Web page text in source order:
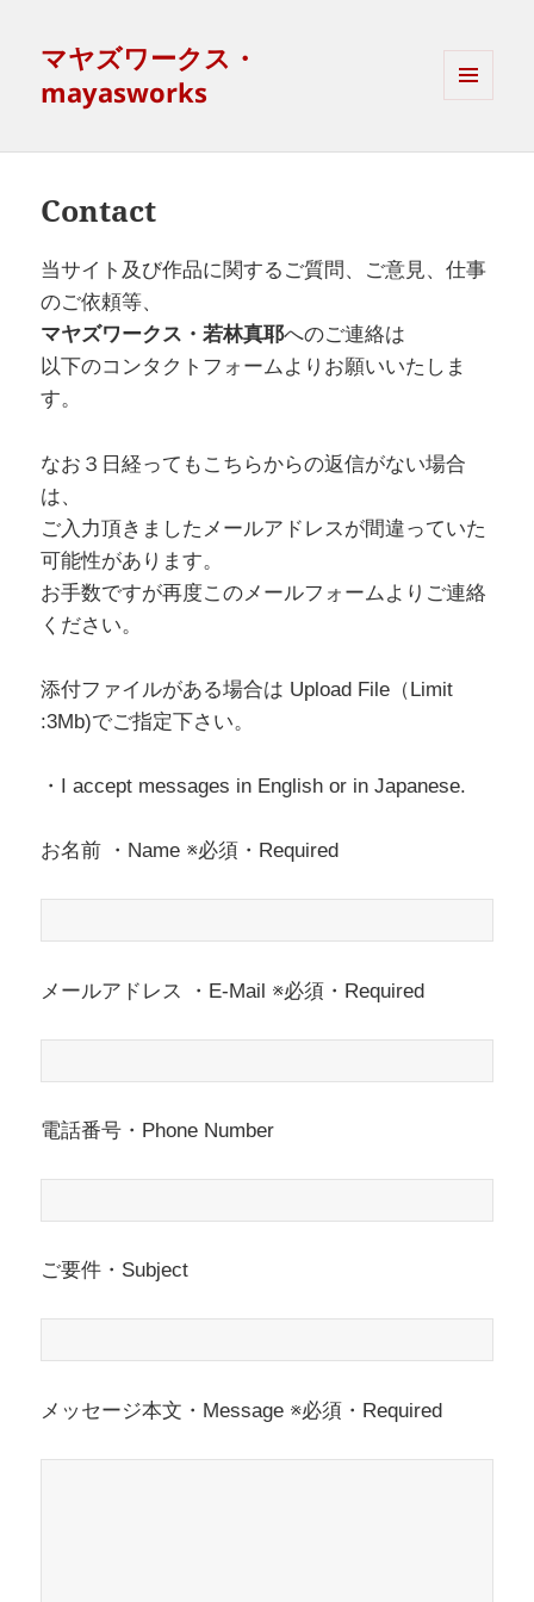
マヤズワークス・
mayasworks
WIDGETS
Contact
当サイト及び作品に関するご質問、ご意見、仕事
のご依頼等、
マヤズワークス・若林真耶へのご連絡は
以下のコンタクトフォームよりお願いいたしま
す。
なお３日経ってもこちらからの返信がない場合
は、
ご入力頂きましたメールアドレスが間違っていた
可能性があります。
お手数ですが再度このメールフォームよりご連絡
ください。
添付ファイルがある場合は Upload File（Limit
:3Mb)でご指定下さい。
・I accept messages in English or in Japanese.
お名前 ・Name ※必須・Required
メールアドレス ・E-Mail ※必須・Required
電話番号・Phone Number
ご要件・Subject
メッセージ本文・Message ※必須・Required